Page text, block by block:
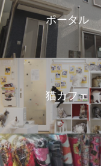
ポータル
猫カフェ